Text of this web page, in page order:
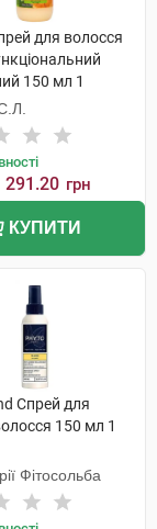
для волосся
150 мл 1
291.20 грн
КУПИТИ
Спрей для
150 мл 1
Фітосольба